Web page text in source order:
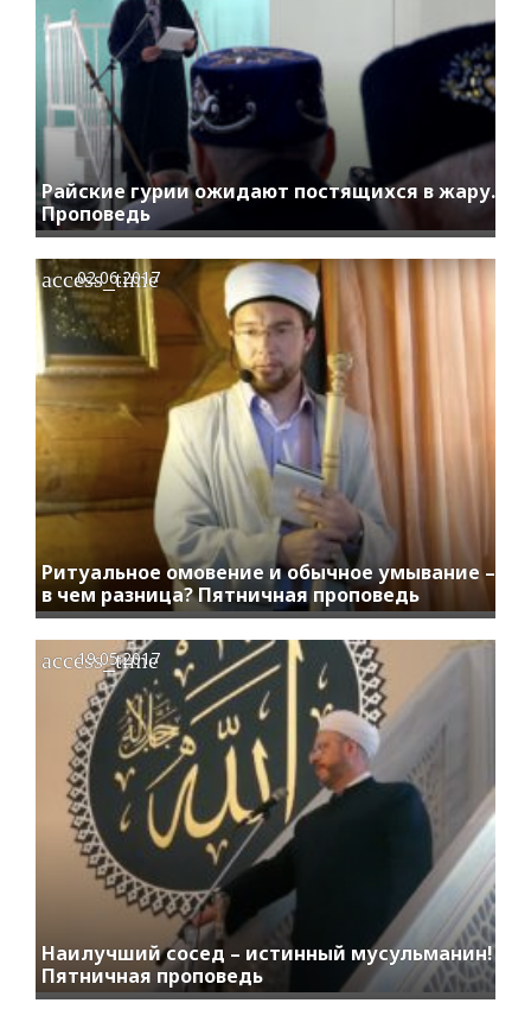
Райские гурии ожидают постящихся в жару.
Проповедь
Ритуальное омовение и обычное умывание –
в чем разница? Пятничная проповедь
access_time
02.06.2017
Наилучший сосед – истинный мусульманин!
Пятничная проповедь
access_time
19.05.2017